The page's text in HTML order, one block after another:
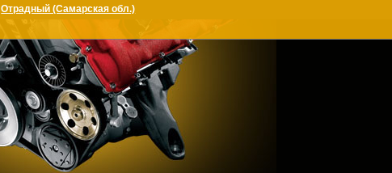
Отрадный (Самарская обл.)